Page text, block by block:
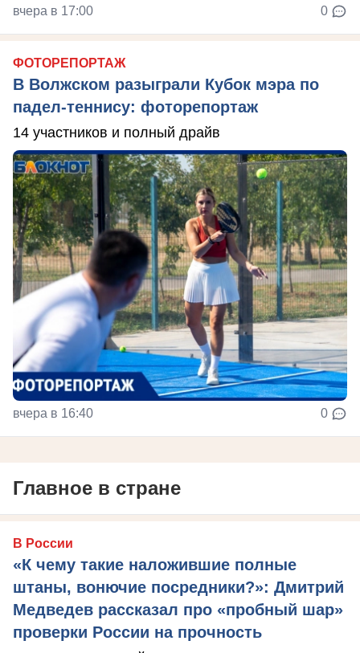
вчера в 17:00 0
ФОТОРЕПОРТАЖ
В Волжском разыграли Кубок мэра по
падел-теннису: фоторепортаж
14 участников и полный драйв
вчера в 16:40 0
Главное в стране
В России
«К чему такие наложившие полные
штаны, вонючие посредники?»: Дмитрий
Медведев рассказал про «пробный шар»
проверки России на прочность